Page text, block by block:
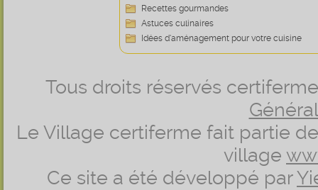
Recettes gourmandes
Astuces culinaires
Idées d’aménagement pour votre cuisine
Tous droits réservés
Le Village certiferme fait partie
village
Ce site a été développé par